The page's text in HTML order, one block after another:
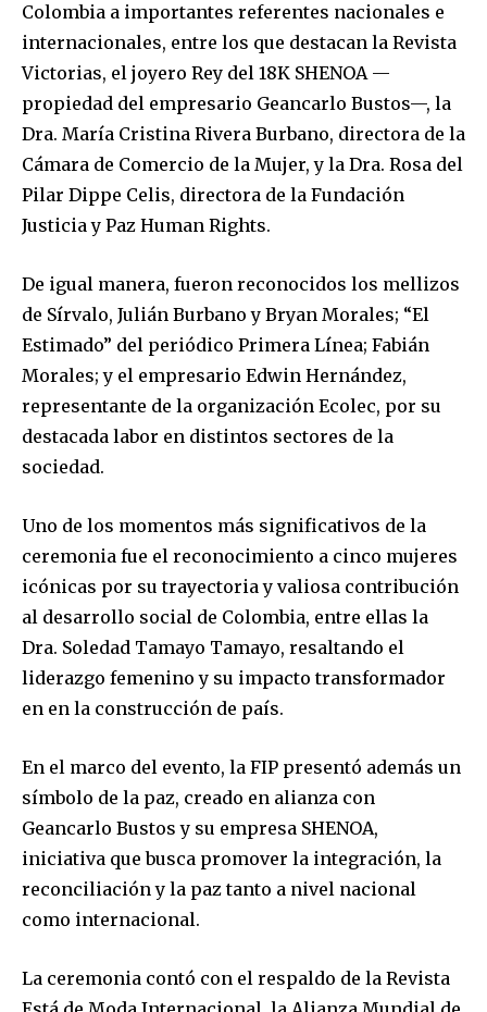
Colombia a importantes referentes nacionales e
internacionales, entre los que destacan la Revista
Victorias, el joyero Rey del 18K SHENOA —
propiedad del empresario Geancarlo Bustos—, la
Dra. María Cristina Rivera Burbano, directora de la
Cámara de Comercio de la Mujer, y la Dra. Rosa del
Pilar Dippe Celis, directora de la Fundación
Justicia y Paz Human Rights.
De igual manera, fueron reconocidos los mellizos
de Sírvalo, Julián Burbano y Bryan Morales; “El
Estimado” del periódico Primera Línea; Fabián
Morales; y el empresario Edwin Hernández,
representante de la organización Ecolec, por su
destacada labor en distintos sectores de la
sociedad.
Uno de los momentos más significativos de la
ceremonia fue el reconocimiento a cinco mujeres
icónicas por su trayectoria y valiosa contribución
al desarrollo social de Colombia, entre ellas la
Dra. Soledad Tamayo Tamayo, resaltando el
liderazgo femenino y su impacto transformador
en en la construcción de país.
En el marco del evento, la FIP presentó además un
símbolo de la paz, creado en alianza con
Geancarlo Bustos y su empresa SHENOA,
iniciativa que busca promover la integración, la
reconciliación y la paz tanto a nivel nacional
como internacional.
La ceremonia contó con el respaldo de la Revista